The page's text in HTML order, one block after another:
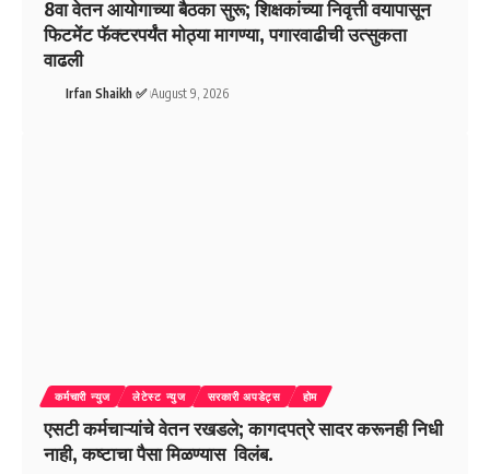
8वा वेतन आयोगाच्या बैठका सुरू; शिक्षकांच्या निवृत्ती वयापासून
फिटमेंट फॅक्टरपर्यंत मोठ्या मागण्या, पगारवाढीची उत्सुकता
वाढली
Irfan Shaikh ✅ August 9, 2026
कर्मचारी न्युज लेटेस्ट न्युज सरकारी अपडेट्स होम
एसटी कर्मचाऱ्यांचे वेतन रखडले; कागदपत्रे सादर करूनही निधी
नाही, कष्टाचा पैसा मिळण्यास विलंब.